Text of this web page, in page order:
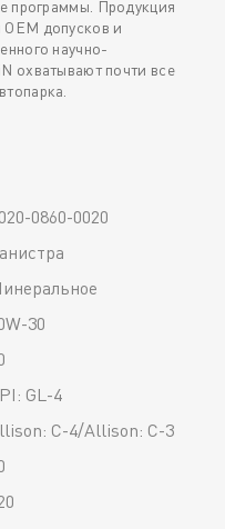
программы. Продукция
допусков и
научно-
охватывают почти все
0860-0020
30
GL-4
C-4/Allison: C-3